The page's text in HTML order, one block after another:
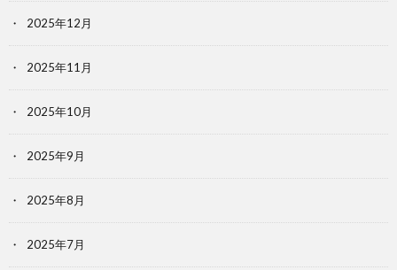
2025年12月
2025年11月
2025年10月
2025年9月
2025年8月
2025年7月